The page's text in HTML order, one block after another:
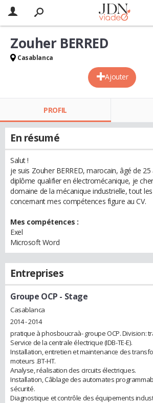
Ajouter
Zouher BERRED
Casablanca
PROFIL
En résumé
Salut !
je suis Zouher BERRED, marocain, âgé de
diplôme qualifier en électromécanique, je
domaine de la mécanique industrielle, tout
concernant mes compétences figure au CV.
Mes compétences :
Exel
Microsoft Word
Entreprises
Groupe OCP - Stage
Casablanca
2014 - 2014
pratique à phosboucraà- groupe OCP. Division:
Service de la centrale électrique (IDB-TE-E).
Installation, entretien et maintenance des
moteurs .BT-HT.
Analyse, réalisation des circuits électriques.
Installation, Câblage des automates
sécurité.
Diagnostique et contrôle des équipements